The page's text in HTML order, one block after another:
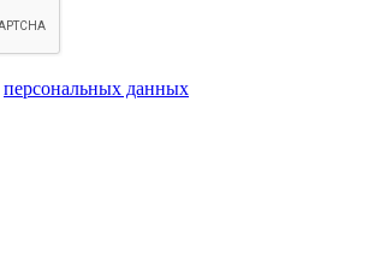
персональных данных